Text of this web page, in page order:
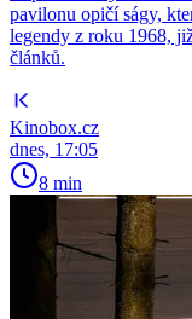
pavilonu opičí ságy,
legendy z roku 1968,
článků.
Kinobox.cz
dnes, 17:05
8 min